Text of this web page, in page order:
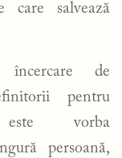
care salvează
de
pentru
vorba
persoană,